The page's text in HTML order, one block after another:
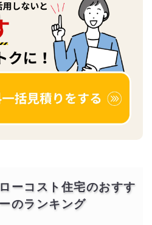
ーコスト住宅のおすす
のランキング